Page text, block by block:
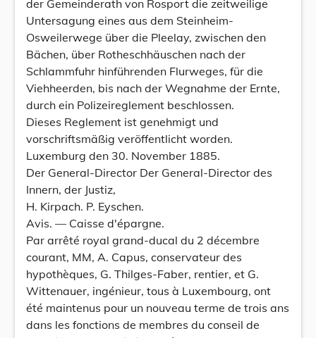
der Gemeinderath von Rosport die zeitweilige
Untersagung eines aus dem Steinheim-
Osweilerwege über die Pleelay, zwischen den
Bächen, über Rotheschhäuschen nach der
Schlammfuhr hinführenden Flurweges, für die
Viehheerden, bis nach der Wegnahme der Ernte,
durch ein Polizeireglement beschlossen.
Dieses Reglement ist genehmigt und
vorschriftsmäßig veröffentlicht worden.
Luxemburg den 30. November 1885.
Der General-Director Der General-Director des
Innern, der Justiz,
H. Kirpach. P. Eyschen.
Avis. — Caisse d'épargne.
Par arrêté royal grand-ducal du 2 décembre
courant, MM, A. Capus, conservateur des
hypothèques, G. Thilges-Faber, rentier, et G.
Wittenauer, ingénieur, tous à Luxembourg, ont
été maintenus pour un nouveau terme de trois ans
dans les fonctions de membres du conseil de